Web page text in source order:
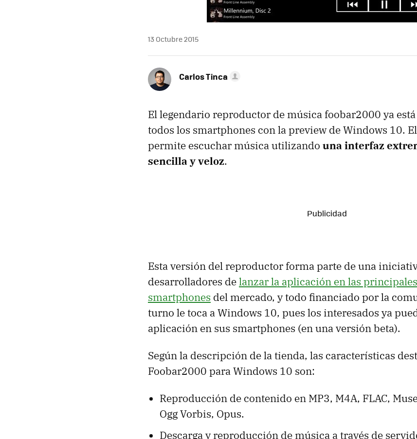
13 Octubre 2015
Carlos Tinca
El legendario reproductor de música foobar2000 ya
todos los smartphones con la preview de Windows 10.
permite escuchar música utilizando una interfaz
sencilla y veloz.
Esta versión del reproductor forma parte de una
desarrolladores delanzar la aplicación en las
smartphones del mercado, y todo financiado por la
turno le toca a Windows 10, pues los interesados ya
aplicación en sus smartphones (en una versión beta).
Según la descripción de la tienda, las características
Foobar2000 para Windows 10 son:
Reproducción de contenido en MP3, M4A, FLAC,
Ogg Vorbis, Opus.
Descarga y reproducción de música a través de